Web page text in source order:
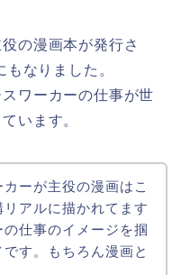
の漫画本が発行さ
なりました。
ワーカーの仕事が世
います。
ーが主役の漫画はこ
アルに描かれてます
仕事のイメージを掴
す。もちろん漫画と